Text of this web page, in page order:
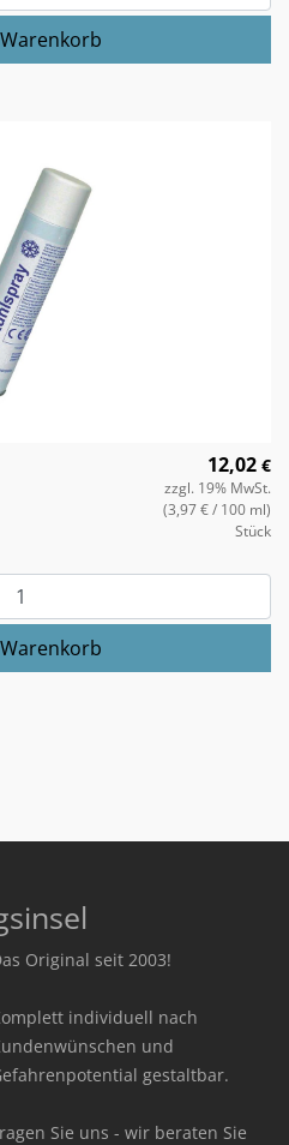
12,02 €
zzgl. 19% MwSt.
(3,97 €/ 100 ml)
Stück
Original seit 2003!
individuell nach
und
gestaltbar.
Sie uns - wir beraten Sie